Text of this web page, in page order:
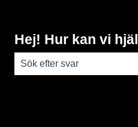
Hej! Hur kan vi